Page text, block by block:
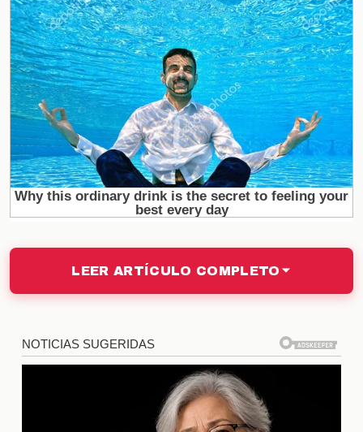
Con la dinámica del juego cambiando
constantemente, losfavoritospara la eliminación
varían de un episodio a otro. Según las encuestas y
los comentarios en línea, algunos concursantes han
ganado más apoyo del público, mientras que otros
enfrentan críticas. Esta fluctuación en la
popularidad puede ser crucial, ya que la audiencia
tiene un papel activo en decidir quién se queda y
quién se va. A continuación, una tabla que resume
los porcentajes de apoyo de los concursantes:
Concursante Porcentaje de apoyo
Concursante A 35%
Concursante B25%
Concursante D25%
La Jefa y su estrategia de juego
es central en La Casa de los
LEER ARTÍCULO COMPLETO